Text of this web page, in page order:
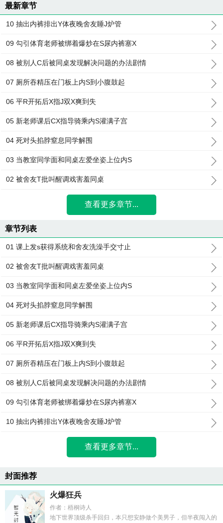
最新章节
10 抽出内裤排出Y体夜晚舍友睡J炉管
09 勾引体育老师被绑着爆炒在S尿内裤塞X
08 被别人C后被同桌发现解决问题的办法剧情
07 厕所吞精压在门板上内S到小腹鼓起
06 平R开拓后X指J双X爽到失
05 新老师课后CX指导骑乘内S灌满子宫
04 死对头掐脖窒息同学解围
03 当教室同学面和同桌左爱坐姿上位内S
02 被舍友T批叫醒调戏害羞同桌
查看更多章节...
章节列表
01 课上发s获得系统和舍友洗澡手交寸止
02 被舍友T批叫醒调戏害羞同桌
03 当教室同学面和同桌左爱坐姿上位内S
04 死对头掐脖窒息同学解围
05 新老师课后CX指导骑乘内S灌满子宫
06 平R开拓后X指J双X爽到失
07 厕所吞精压在门板上内S到小腹鼓起
08 被别人C后被同桌发现解决问题的办法剧情
09 勾引体育老师被绑着爆炒在S尿内裤塞X
10 抽出内裤排出Y体夜晚舍友睡J炉管
查看更多章节...
封面推荐
火爆狂兵
作者：梧桐诗人
地下世界顶级杀手回归，本只想安静做个美男子，但半夜闯入的